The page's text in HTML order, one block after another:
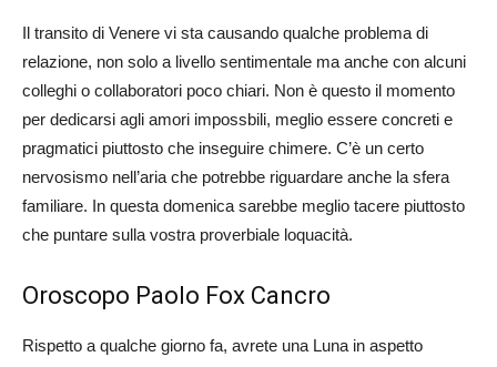
Il transito di Venere vi sta causando qualche problema di
relazione, non solo a livello sentimentale ma anche con alcuni
colleghi o collaboratori poco chiari. Non è questo il momento
per dedicarsi agli amori impossbili, meglio essere concreti e
pragmatici piuttosto che inseguire chimere. C’è un certo
nervosismo nell’aria che potrebbe riguardare anche la sfera
familiare. In questa domenica sarebbe meglio tacere piuttosto
che puntare sulla vostra proverbiale loquacità.
Oroscopo Paolo Fox Cancro
Rispetto a qualche giorno fa, avrete una Luna in aspetto